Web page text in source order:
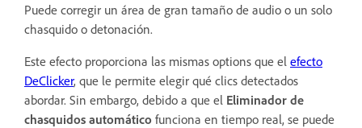
Puede corregir un área de gran tamaño de audio o un solo
chasquido o detonación.
Este efecto proporciona las mismas options que el efecto
DeClicker, que le permite elegir qué clics detectados
abordar. Sin embargo, debido a que el Eliminador de
chasquidos automático funciona en tiempo real, se puede